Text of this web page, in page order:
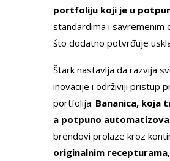
portfoliju koji je u
standardima i savremenim
što dodatno potvrđuje
Štark nastavlja da razvija
inovacije i održiviji pristup
portfolija: Bananica, koja
a potpuno
brendovi prolaze kroz
originalnim recepturama